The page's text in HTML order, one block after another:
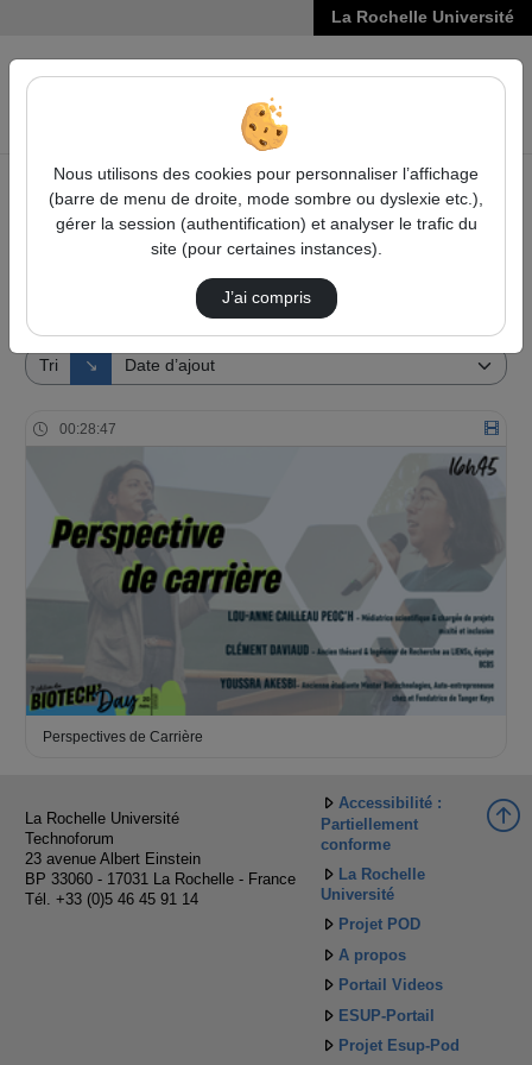
La Rochelle Université
VIDÉOS
Accueil Vidéos
1 vidéo trouvée
Tri ↘
Direction de tri
00:28:47
Perspectives de Carrière
La Rochelle Université
Technoforum
23 avenue Albert Einstein
BP 33060 - 17031 La Rochelle - France
Tél. +33 (0)5 46 45 91 14
Accessibilité :
Partiellement
conforme
La Rochelle
Université
Projet POD
A propos
Portail Videos
ESUP-Portail
Projet Esup-Pod
Nous utilisons des cookies pour personnaliser l’affichage
(barre de menu de droite, mode sombre ou dyslexie etc.),
gérer la session (authentification) et analyser le trafic du
site (pour certaines instances).
J’ai compris